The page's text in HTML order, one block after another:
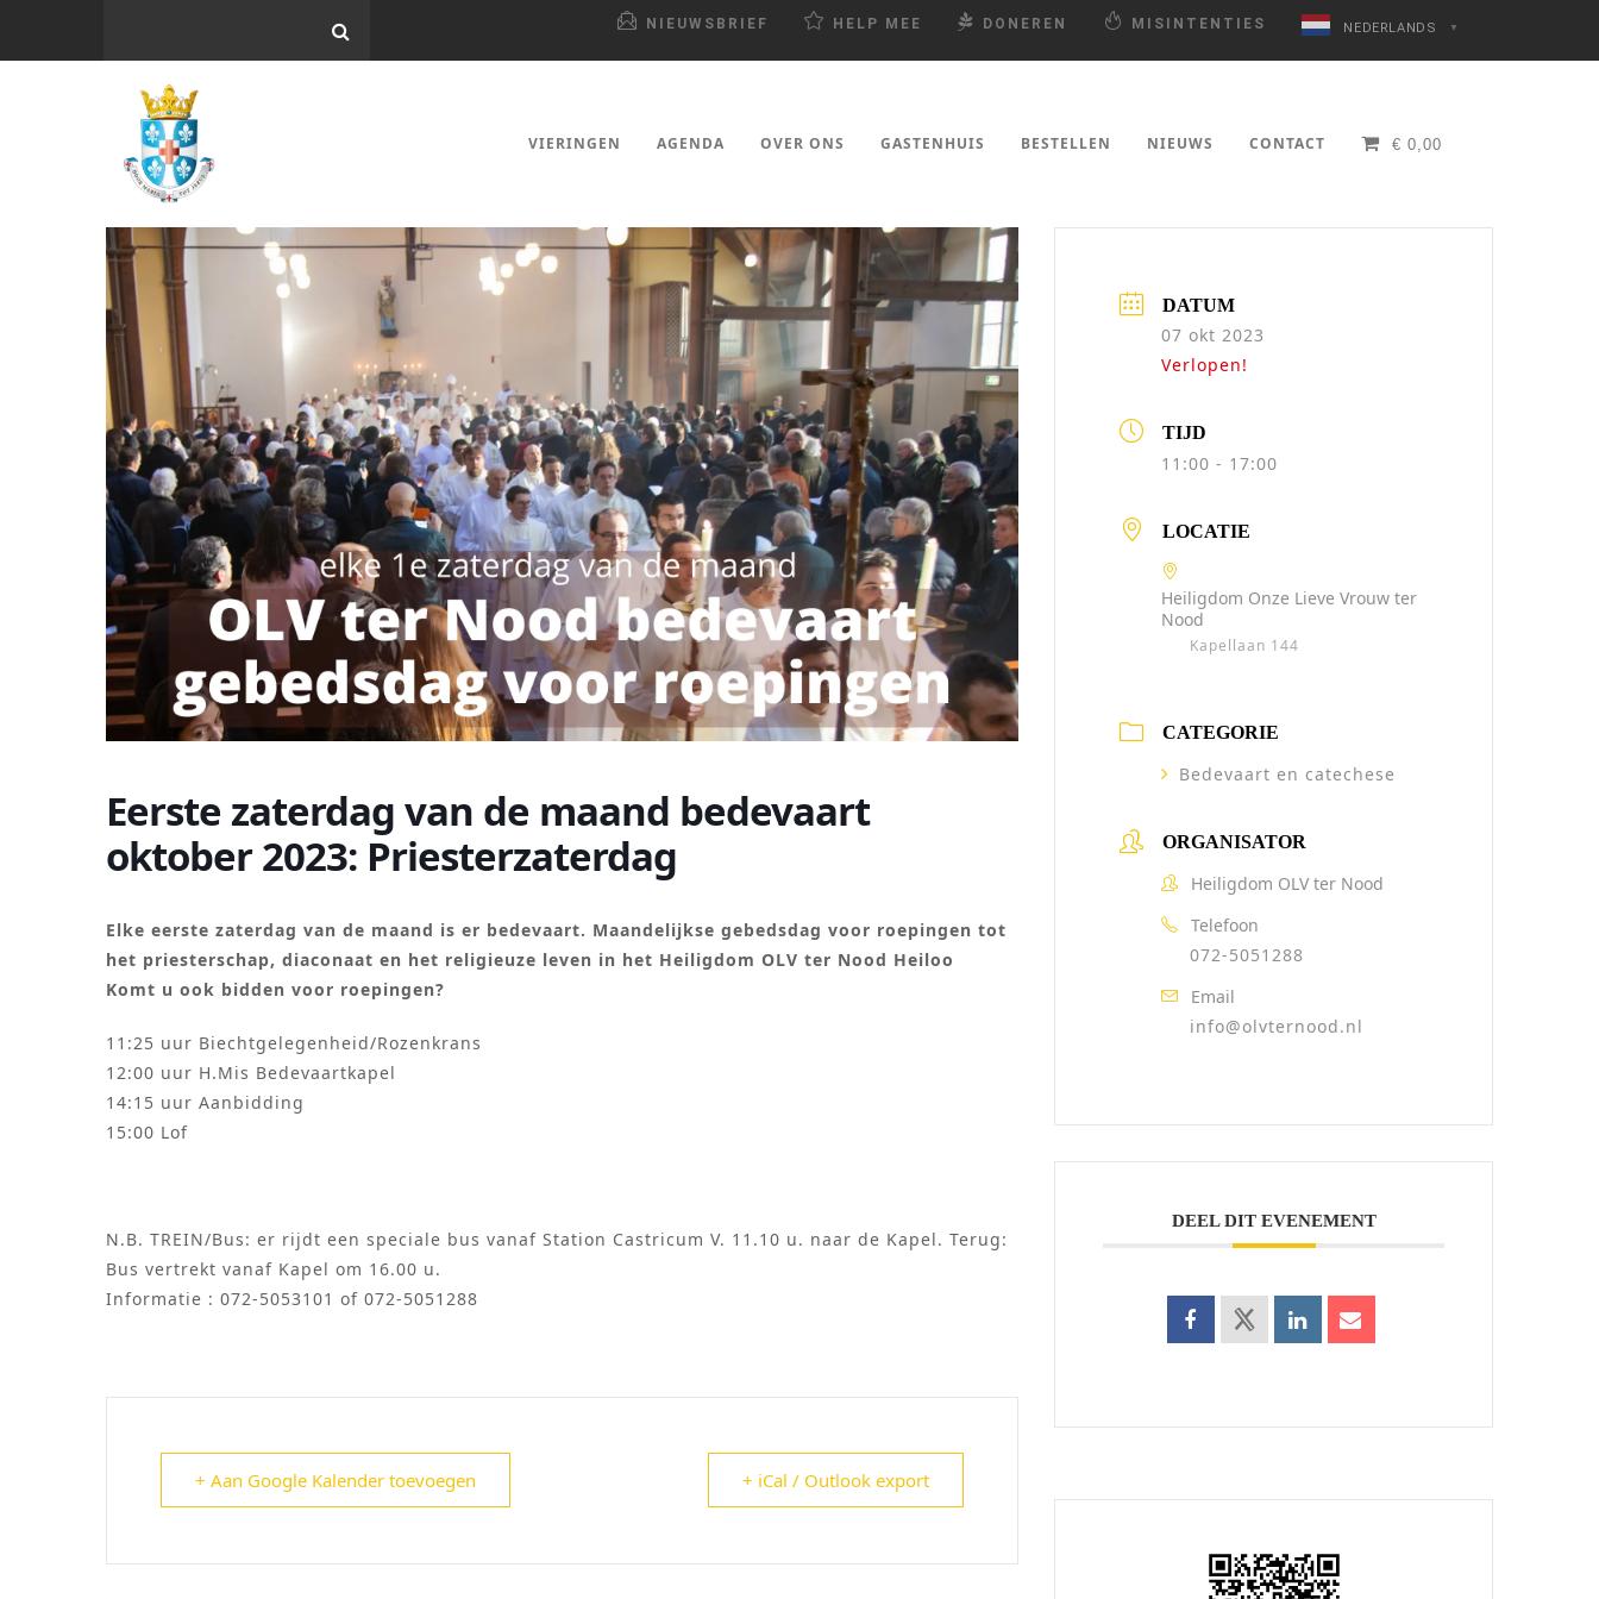
NIEUWSBRIEF HELP MEE DONEREN MISINTENTIES NEDERLANDS ▼
VIERINGEN AGENDA OVER ONS GASTENHUIS BESTELLEN NIEUWS CONTACT € 0,00
Eerste zaterdag van de maand bedevaart
oktober 2023: Priesterzaterdag
Elke eerste zaterdag van de maand is er bedevaart. Maandelijkse gebedsdag voor roepingen tot
het priesterschap, diaconaat en het religieuze leven in het Heiligdom OLV ter Nood Heiloo
Komt u ook bidden voor roepingen?
11:25 uur Biechtgelegenheid/Rozenkrans
12:00 uur H.Mis Bedevaartkapel
14:15 uur Aanbidding
15:00 Lof
N.B. TREIN/Bus: er rijdt een speciale bus vanaf Station Castricum V. 11.10 u. naar de Kapel. Terug:
Bus vertrekt vanaf Kapel om 16.00 u.
Informatie : 072-5053101 of 072-5051288
+ Aan Google Kalender toevoegen + iCal / Outlook export
DATUM
07 okt 2023
Verlopen!
TIJD
11:00 - 17:00
LOCATIE
Heiligdom Onze Lieve Vrouw ter
Nood
Kapellaan 144
CATEGORIE
Bedevaart en catechese
ORGANISATOR
Heiligdom OLV ter Nood
Telefoon
072-5051288
Email
info@olvternood.nl
DEEL DIT EVENEMENT